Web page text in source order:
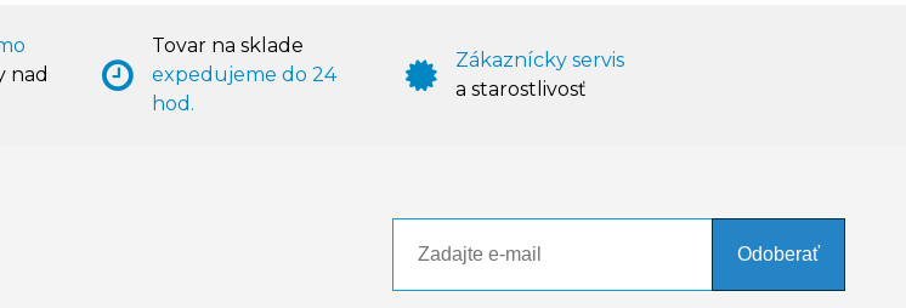
nad
Tovar na sklade
expedujeme do 24
hod.
Zákaznícky servis
a starostlivosť
Odoberať